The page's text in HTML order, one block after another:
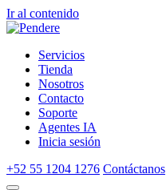
Ir al contenido
Servicios
Tienda
Nosotros
Contacto
Soporte
Agentes IA
Inicia sesión
+52 55 1204 1276 Contáctanos